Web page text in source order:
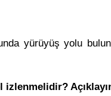
yürüyüş yolu